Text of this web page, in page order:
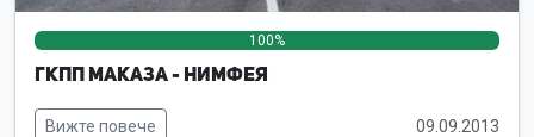
100%
ГКПП Маказа - Нимфея
Вижте повече 09.09.2013